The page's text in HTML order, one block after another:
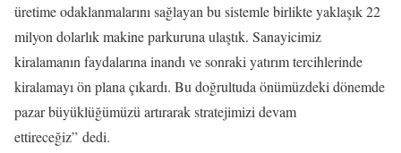
üretime odaklanmalarını sağlayan bu sistemle birlikte yaklaşık 22
milyon dolarlık makine parkuruna ulaştık. Sanayicimiz
kiralamanın faydalarına inandı ve sonraki yatırım tercihlerinde
kiralamayı ön plana çıkardı. Bu doğrultuda önümüzdeki dönemde
pazar büyüklüğümüzü artırarak stratejimizi devam
ettireceğiz” dedi.